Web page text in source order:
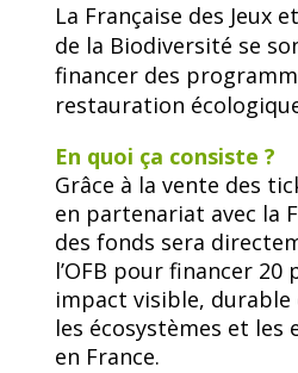
La Française des Jeux
de la Biodiversité se
financer des
restauration
En quoi ça consiste ?
Grâce à la vente des
en partenariat avec la
des fonds sera
l’OFB pour financer
impact visible,
les écosystèmes et les
en France.